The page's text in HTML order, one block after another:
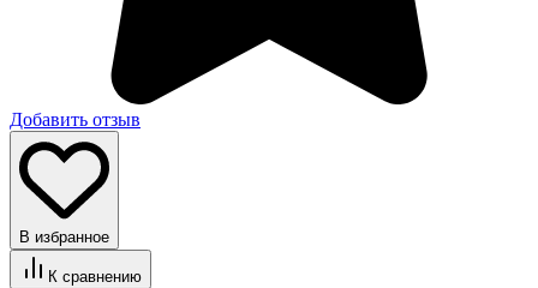
Добавить отзыв
В избранное
К сравнению